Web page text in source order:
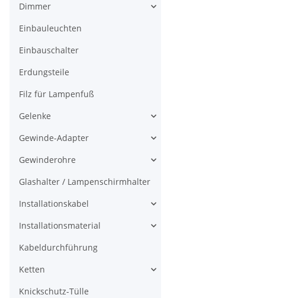
Dimmer
Einbauleuchten
Einbauschalter
Erdungsteile
Filz für Lampenfuß
Gelenke
Gewinde-Adapter
Gewinderohre
Glashalter / Lampenschirmhalter
Installationskabel
Installationsmaterial
Kabeldurchführung
Ketten
Knickschutz-Tülle